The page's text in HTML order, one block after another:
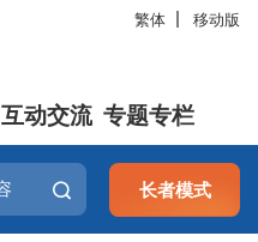
繁体 移动版
互动交流 专题专栏
长者模式